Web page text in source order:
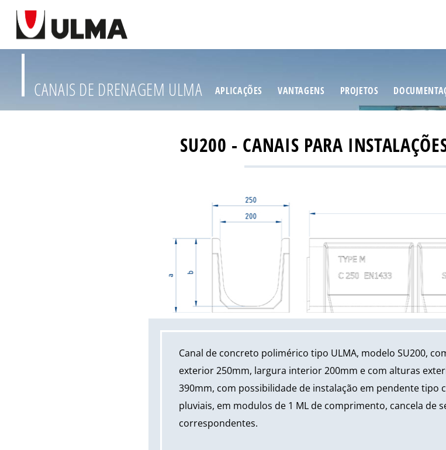
CANAIS DE DRENAGEM ULMA APLICAÇÕES VANTAGENS PROJETOS
SU200 - CANAIS PARA
Canal de concreto polimérico tipo ULMA, modelo SU200,
exterior 250mm, largura interior 200mm e com alturas
390mm, com possibilidade de instalação em pendente tipo
pluviais, em modulos de 1 ML de comprimento, cancela de
correspondentes.